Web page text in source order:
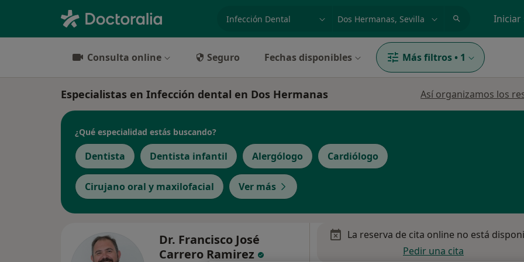
especialidad, enfermedad o nombre Iniciar
Consulta online Seguro Fechas disponibles Más filtros • 1
Especialistas en Infección dental en Dos Hermanas Así organizamos los
¿Qué especialidad estás buscando?
Dentista Dentista infantil Alergólogo Cardiólogo
Cirujano oral y maxilofacial Ver más
Dr. Francisco José
Carrero Ramirez
La reserva de cita online no está
Pedir una cita